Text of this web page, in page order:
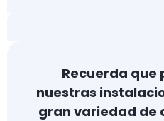
Recuerda que
nuestras
gran variedad de